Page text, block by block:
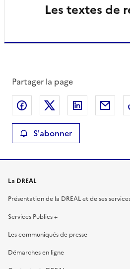
Les textes de
Partager la page
Partager sur Facebook
Partager sur X
Partager
S'abonner
La DREAL
Présentation de la DREAL et de ses
Services Publics +
Les communiqués de presse
Démarches en ligne